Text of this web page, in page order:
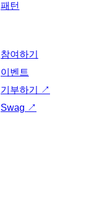
패턴
참여하기
이벤트
기부하기
↗
Swag ↗